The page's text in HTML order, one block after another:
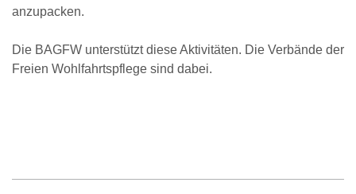
anzupacken.
Die BAGFW unterstützt diese Aktivitäten. Die Verbände der
Freien Wohlfahrtspflege sind dabei.